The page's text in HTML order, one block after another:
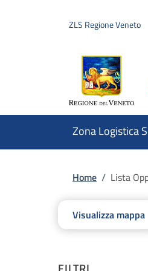
ZLS Regione Veneto
Zona Logistica
Briciole
Home / Lista
Visualizza mappa